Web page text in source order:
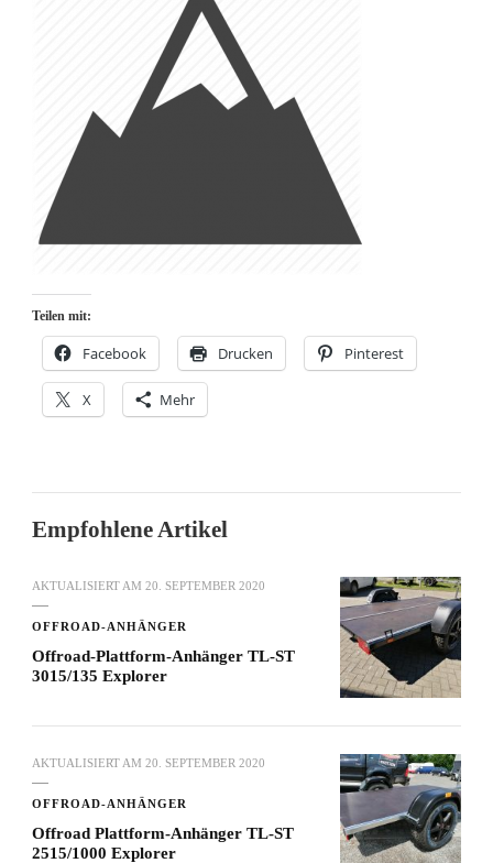
Teilen mit:
Facebook Drucken Pinterest
X Mehr
Empfohlene Artikel
AKTUALISIERT AM 20. SEPTEMBER 2020
OFFROAD-ANHÄNGER
Offroad-Plattform-Anhänger TL-ST
3015/135 Explorer
AKTUALISIERT AM 20. SEPTEMBER 2020
OFFROAD-ANHÄNGER
Offroad Plattform-Anhänger TL-ST
2515/1000 Explorer